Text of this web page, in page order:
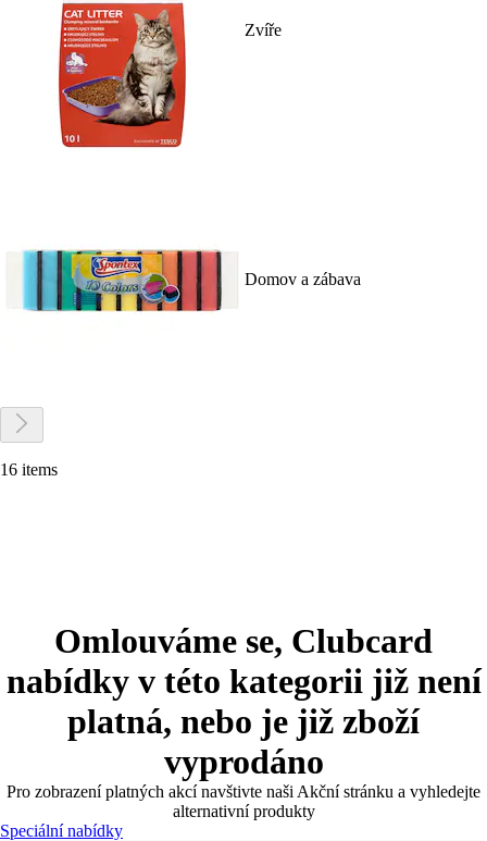
Zvíře
Domov a zábava
16 items
Omlouváme se, Clubcard
nabídky v této kategorii již není
platná, nebo je již zboží
vyprodáno
Pro zobrazení platných akcí navštivte naši Akční stránku a vyhledejte
alternativní produkty
Speciální nabídky